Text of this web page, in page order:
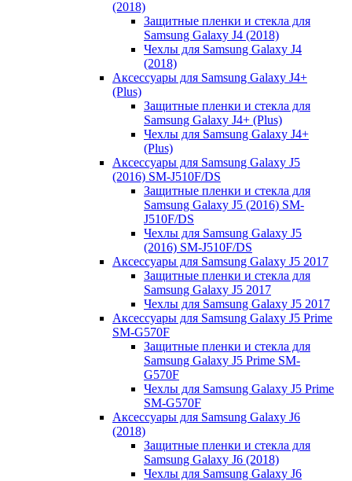
(2018)
Защитные пленки и стекла для
Samsung Galaxy J4 (2018)
Чехлы для Samsung Galaxy J4
(2018)
Аксессуары для Samsung Galaxy J4+
(Plus)
Защитные пленки и стекла для
Samsung Galaxy J4+ (Plus)
Чехлы для Samsung Galaxy J4+
(Plus)
Аксессуары для Samsung Galaxy J5
(2016) SM-J510F/DS
Защитные пленки и стекла для
Samsung Galaxy J5 (2016) SM-
J510F/DS
Чехлы для Samsung Galaxy J5
(2016) SM-J510F/DS
Аксессуары для Samsung Galaxy J5 2017
Защитные пленки и стекла для
Samsung Galaxy J5 2017
Чехлы для Samsung Galaxy J5 2017
Аксессуары для Samsung Galaxy J5 Prime
SM-G570F
Защитные пленки и стекла для
Samsung Galaxy J5 Prime SM-
G570F
Чехлы для Samsung Galaxy J5 Prime
SM-G570F
Аксессуары для Samsung Galaxy J6
(2018)
Защитные пленки и стекла для
Samsung Galaxy J6 (2018)
Чехлы для Samsung Galaxy J6